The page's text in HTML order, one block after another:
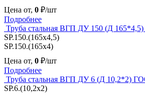
Цена от, 0 ₽/шт
Подробнее
Труба стальная ВГП ДУ 150 (Д
SP.150.(165x4,5)
SP.150.(165x4)
Цена от, 0 ₽/шт
Подробнее
Труба стальная ВГП ДУ 6 (Д 10,2*2)
SP.6.(10,2x2)